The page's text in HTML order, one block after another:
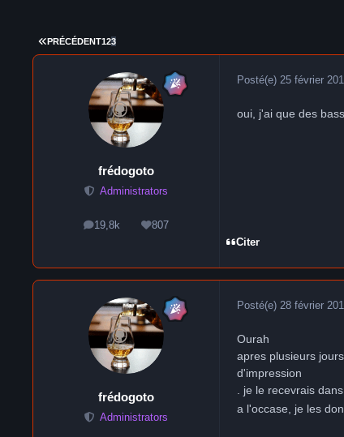
PREMIÈRE PAGE
PRÉCÉDENT123
frédogoto
Administrators
19,8k
messages807
Réputation
Posté(e) 25 février
oui, j'ai que des
Citer
frédogoto
Administrators
Posté(e) 28 février
Ourah
apres plusieurs
d'impression
. je le recevrais
a l'occase, je les